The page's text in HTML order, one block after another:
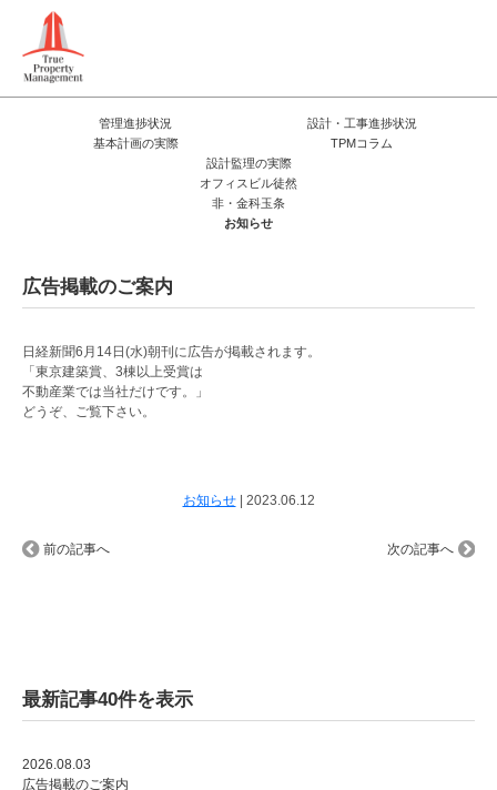
管理進捗状況
設計・工事進捗状況
基本計画の実際
TPMコラム
設計監理の実際
オフィスビル徒然
非・金科玉条
お知らせ
広告掲載のご案内
日経新聞6月14日(水)朝刊に広告が掲載されます。
「東京建築賞、3棟以上受賞は
不動産業では当社だけです。」
どうぞ、ご覧下さい。
前の記事へ
お知らせ| 2023.06.12
次の記事へ
最新記事40件を表示
2026.08.03
広告掲載のご案内